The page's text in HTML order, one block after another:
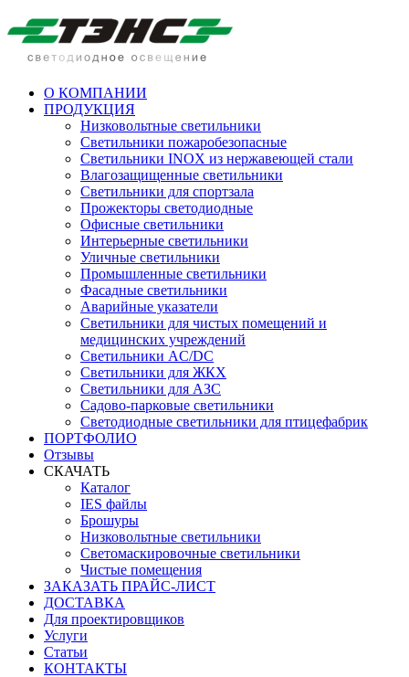
О КОМПАНИИ
ПРОДУКЦИЯ
Низковольтные светильники
Cветильники пожаробезопасные
Светильники INOX из нержавеющей стали
Влагозащищенные светильники
Светильники для спортзала
Прожекторы светодиодные
Офисные светильники
Интерьерные светильники
Уличные светильники
Промышленные светильники
Фасадные светильники
Аварийные указатели
Светильники для чистых помещений и
медицинских учреждений
Светильники AC/DC
Светильники для ЖКХ
Светильники для АЗС
Садово-парковые светильники
Светодиодные светильники для птицефабрик
ПОРТФОЛИО
Отзывы
СКАЧАТЬ
Каталог
IES файлы
Брошуры
Низковольтные светильники
Светомаскировочные светильники
Чистые помещения
ЗАКАЗАТЬ ПРАЙС-ЛИСТ
ДОСТАВКА
Для проектировщиков
Услуги
Статьи
КОНТАКТЫ